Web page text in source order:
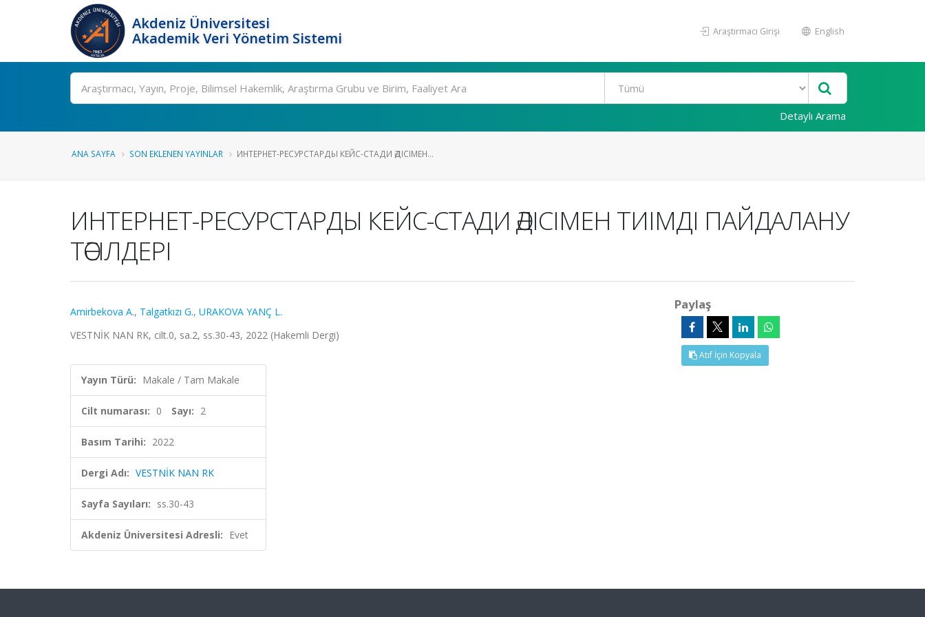
Akdeniz Üniversitesi
Akademik Veri Yönetim Sistemi
Araştırmacı Girişi English
Ara
Detaylı Arama
ANA SAYFA SON EKLENEN YAYINLAR ИНТЕРНЕТ-РЕСУРСТАРДЫ КЕЙС-СТАДИ ӘДІСІМЕН...
ИНТЕРНЕТ-РЕСУРСТАРДЫ КЕЙС-СТАДИ ӘДІСІМЕН ТИІМДІ ПАЙДАЛАНУ
ТӘСІЛДЕРІ
Amirbekova A., Talgatkızı G., URAKOVA YANÇ L.
VESTNİK NAN RK, cilt.0, sa.2, ss.30-43, 2022 (Hakemli Dergi)
Yayın Türü: Makale / Tam Makale
Cilt numarası: 0 Sayı: 2
Basım Tarihi: 2022
Dergi Adı: VESTNİK NAN RK
Sayfa Sayıları: ss.30-43
Akdeniz Üniversitesi Adresli: Evet
Paylaş
Atıf İçin Kopyala